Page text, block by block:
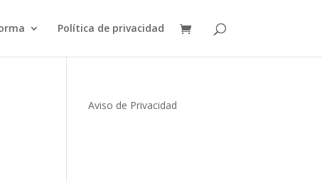
Política de privacidad
Aviso de Privacidad